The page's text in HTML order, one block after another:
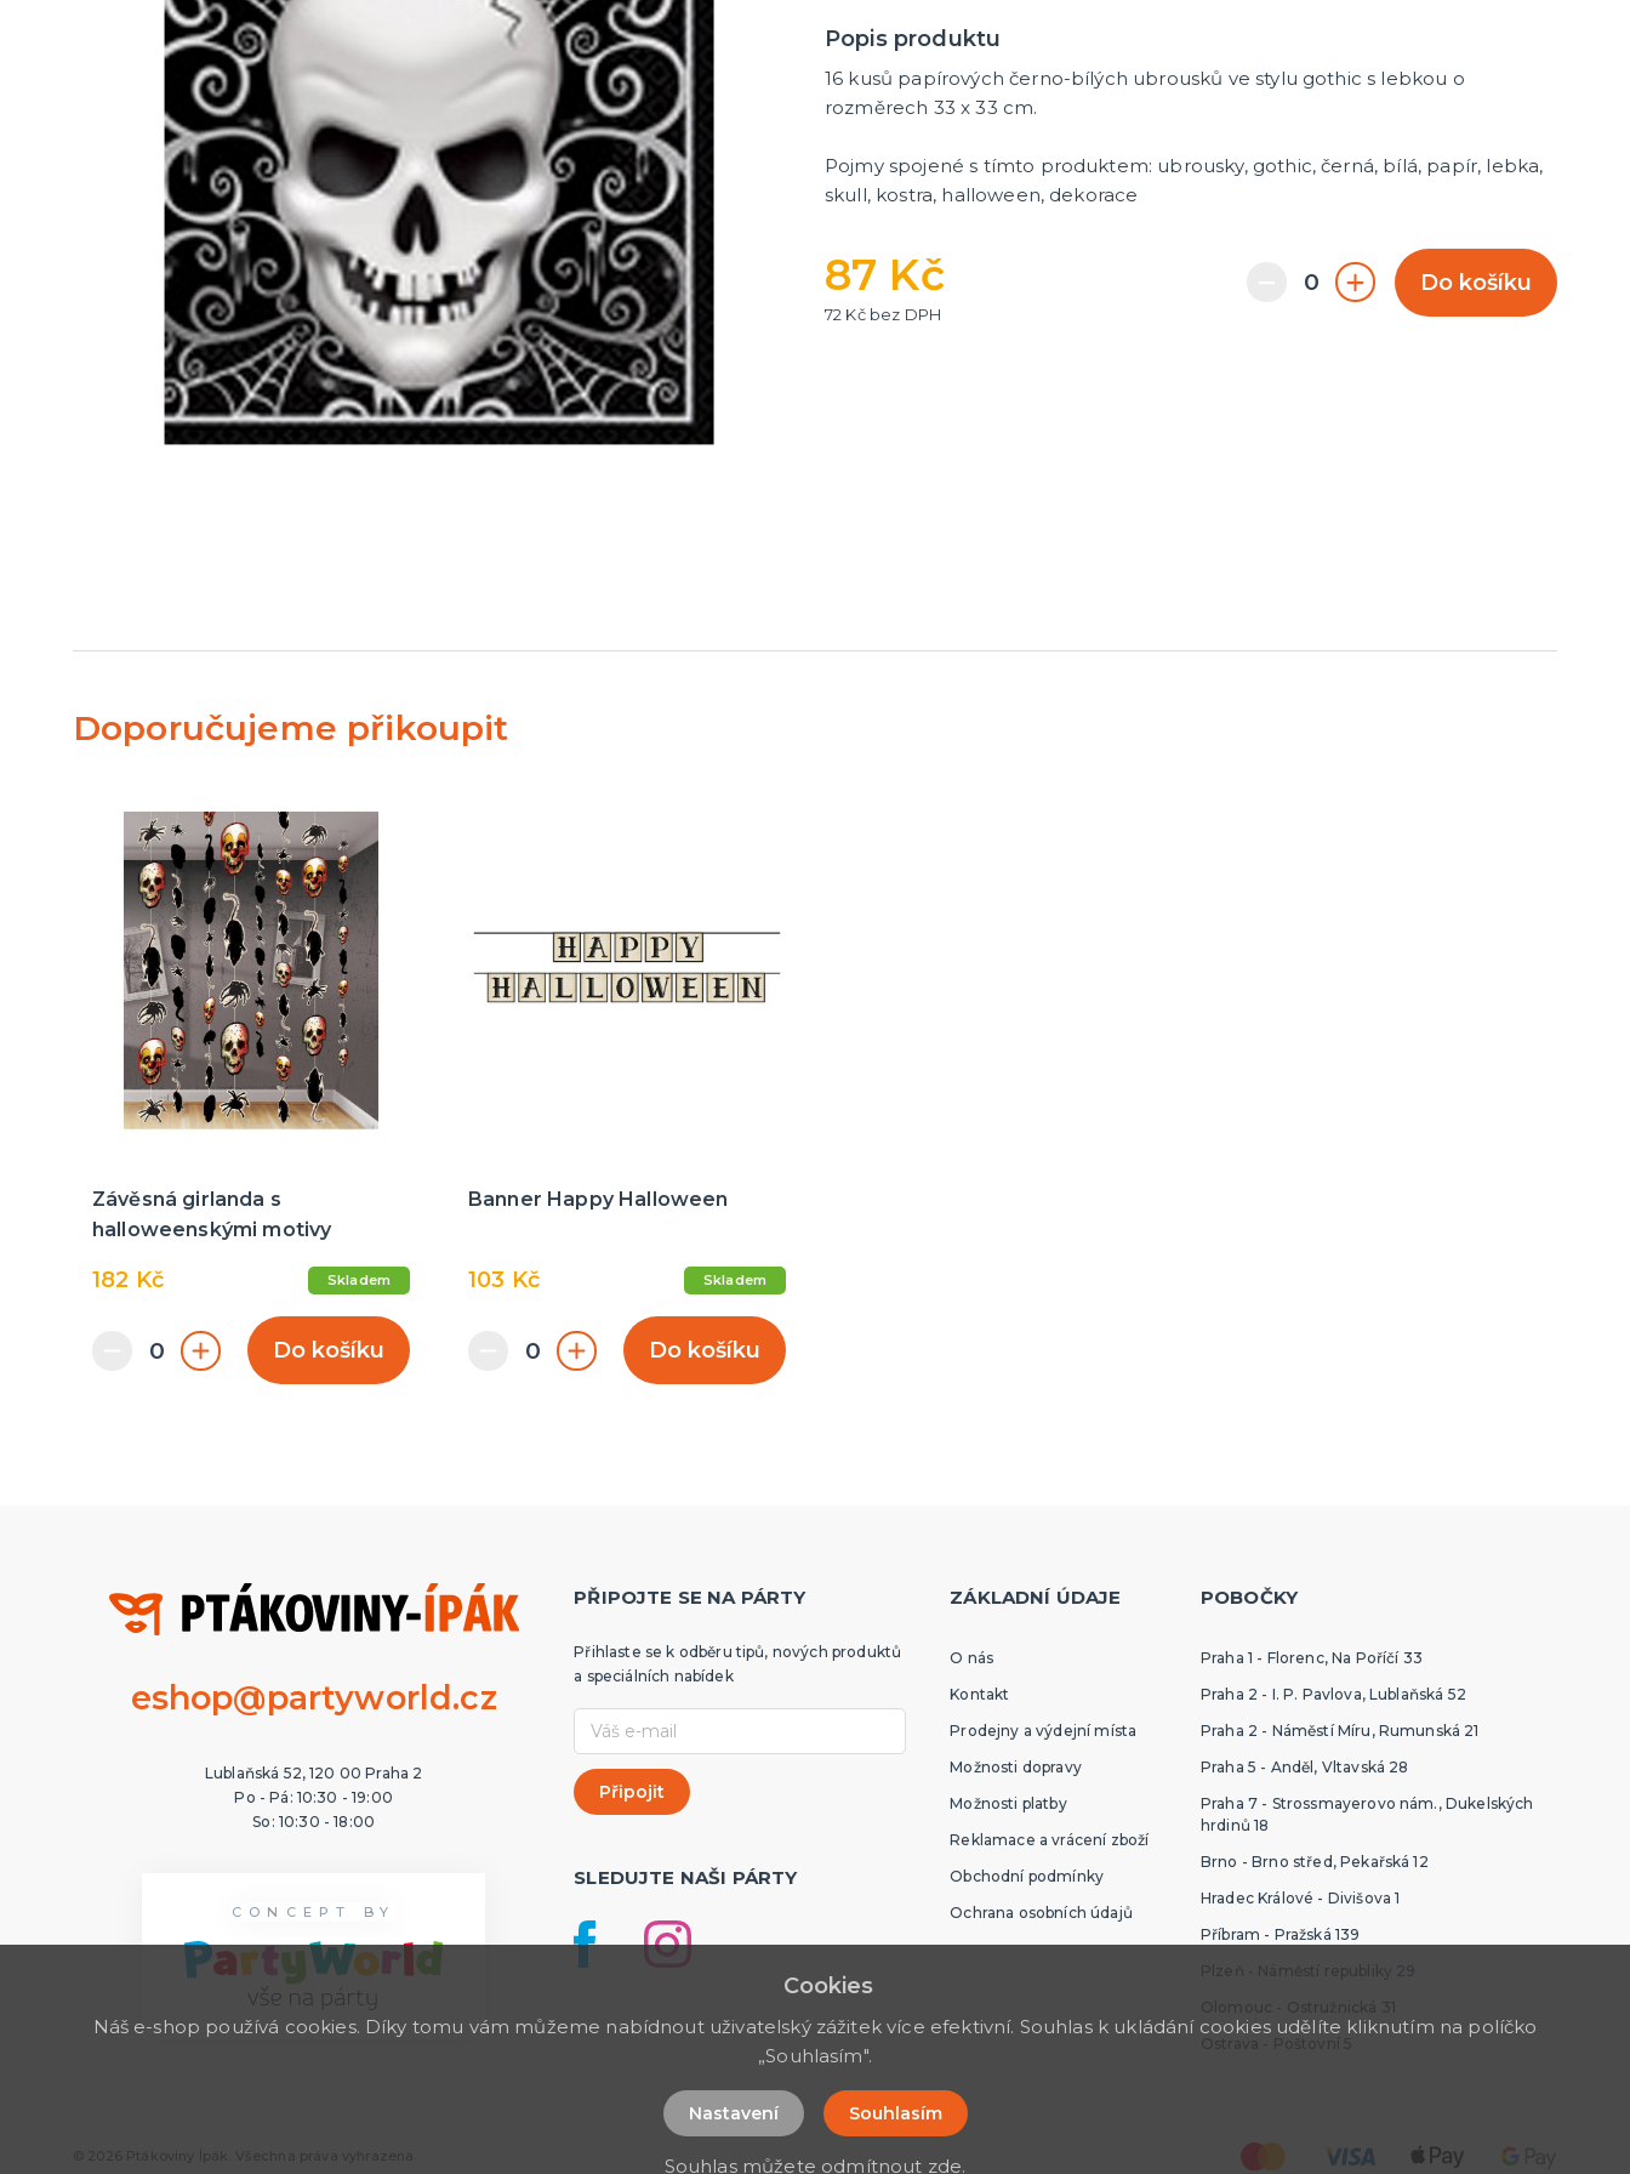
Popis produktu
16 kusů papírových černo-bílých ubrousků ve stylu gothic s lebkou o
rozměrech 33 x 33 cm.
Pojmy spojené s tímto produktem: ubrousky, gothic, černá, bílá, papír, lebka,
skull, kostra, halloween, dekorace
87 Kč
72 Kč bez DPH
Do košíku
Doporučujeme přikoupit
Závěsná girlanda s
halloweenskými motivy
182 Kč Skladem
Do košíku
Banner Happy Halloween
103 Kč Skladem
Do košíku
eshop@partyworld.cz
Lublaňská 52, 120 00 Praha 2
Po - Pá: 10:30 - 19:00
So: 10:30 - 18:00
CONCEPT BY
PŘIPOJTE SE NA PÁRTY
Přihlaste se k odběru tipů, nových produktů
a speciálních nabídek
SLEDUJTE NAŠI PÁRTY
ZÁKLADNÍ ÚDAJE
O nás
Kontakt
Prodejny a výdejní místa
Možnosti dopravy
Možnosti platby
Reklamace a vrácení zboží
Obchodní podmínky
Ochrana osobních údajů
POBOČKY
Praha 1 - Florenc, Na Poříčí 33
Praha 2 - I. P. Pavlova, Lublaňská 52
Praha 2 - Náměstí Míru, Rumunská 21
Praha 5 - Anděl, Vltavská 28
Praha 7 - Strossmayerovo nám., Dukelských
hrdinů 18
Brno - Brno střed, Pekařská 12
Hradec Králové - Divišova 1
Příbram - Pražská 139
Plzeň - Náměstí republiky 29
Olomouc - Ostružnická 31
Ostrava - Poštovní 5
© 2026 Ptákoviny Ípák. Všechna práva vyhrazena.
Cookies
Náš e-shop používá cookies. Díky tomu vám můžeme nabídnout uživatelský zážitek více efektivní. Souhlas k ukládání cookies udělíte kliknutím na políčko
„Souhlasím".
Nastavení Souhlasím
Souhlas můžete odmítnout zde.